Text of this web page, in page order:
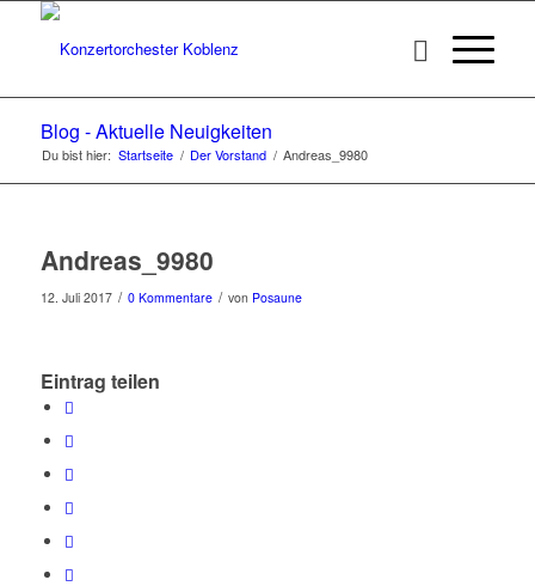
Blog - Aktuelle Neuigkeiten
Du bist hier: Startseite / Der Vorstand / Andreas_9980
Andreas_9980
12. Juli 2017 / 0 Kommentare / von Posaune
Eintrag teilen